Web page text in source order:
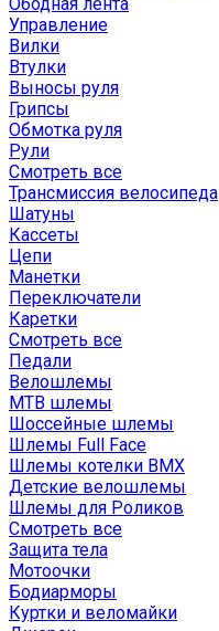
Управление
Вилки
Втулки
Выносы руля
Грипсы
Обмотка руля
Рули
Смотреть все
Трансмиссия велосипеда
Шатуны
Кассеты
Цепи
Манетки
Переключатели
Каретки
Смотреть все
Педали
Велошлемы
MTB шлемы
Шоссейные шлемы
Шлемы Full Face
Шлемы котелки BMX
Детские велошлемы
Шлемы для Роликов
Смотреть все
Защита тела
Мотоочки
Бодиарморы
Куртки и веломайки